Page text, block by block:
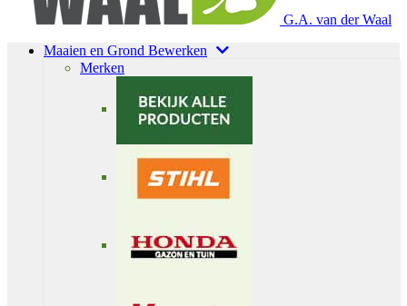
G.A. van der Waal
Maaien en Grond Bewerken
Merken